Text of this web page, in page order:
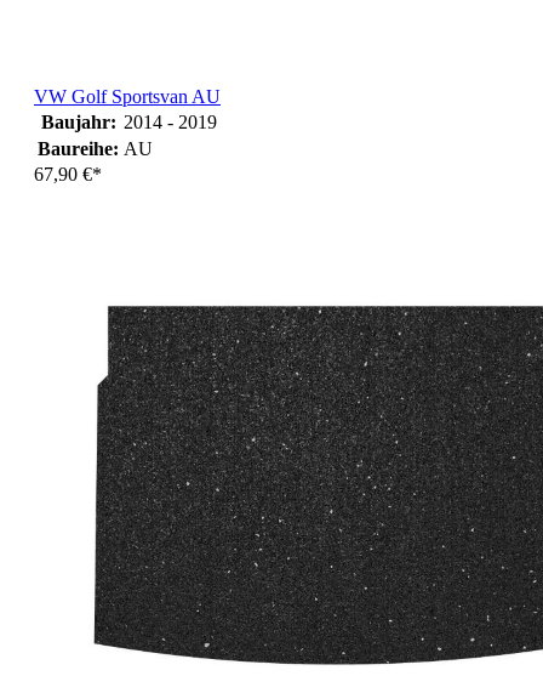
VW Golf Sportsvan AU
Baujahr: 2014 - 2019
Baureihe: AU
67,90 €*